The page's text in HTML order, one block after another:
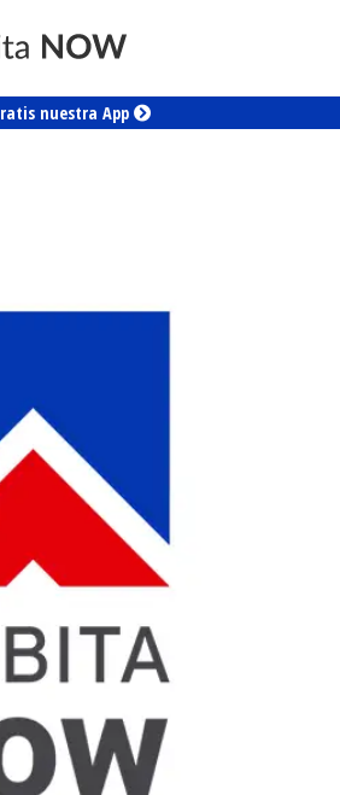
nuestra App